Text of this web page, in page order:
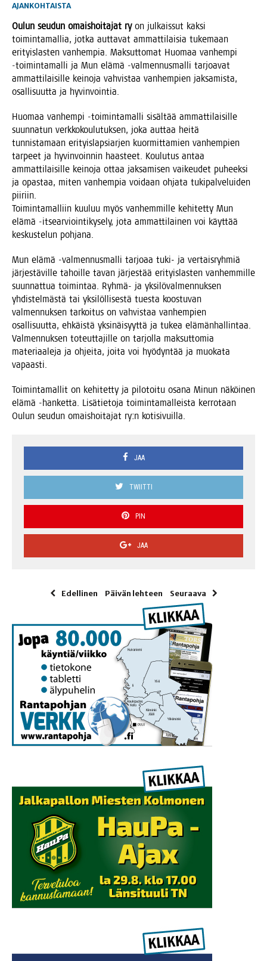
AJANKOHTAISTA
Oulun seu­dun omais­hoi­ta­jat ry on jul­kais­sut kak­si
toi­min­ta­mal­lia, jot­ka aut­ta­vat ammat­ti­lai­sia tuke­maan
eri­tyis­las­ten van­hem­pia. Mak­sut­to­mat Huo­maa van­hem­pi
‑toi­min­ta­mal­li ja Mun elä­mä ‑val­men­nus­mal­li tar­joa­vat
ammat­ti­lai­sil­le kei­no­ja vah­vis­taa van­hem­pien jak­sa­mis­ta,
osal­li­suut­ta ja hyvinvointia.
Huo­maa van­hem­pi ‑toi­min­ta­mal­li sisäl­tää ammat­ti­lai­sil­le
suun­na­tun verk­ko­kou­lu­tuk­sen, joka aut­taa hei­tä
tun­nis­ta­maan eri­tyis­lap­siar­jen kuor­mit­ta­mien van­hem­pien
tar­peet ja hyvin­voin­nin haas­teet. Kou­lu­tus antaa
ammat­ti­lai­sil­le kei­no­ja ottaa jak­sa­mi­sen vai­keu­det puheek­si
ja opas­taa, miten van­hem­pia voi­daan ohja­ta tuki­pal­ve­lui­den
piiriin.
Toi­min­ta­mal­liin kuu­luu myös van­hem­mil­le kehi­tet­ty Mun
elä­mä ‑itsear­vioin­ti­ky­se­ly, jota ammat­ti­lai­nen voi käyt­tää
kes­kus­te­lun pohjana.
Mun elä­mä ‑val­men­nus­mal­li tar­jo­aa tuki- ja ver­tais­ryh­miä
jär­jes­tä­vil­le tahoil­le tavan jär­jes­tää eri­tyis­las­ten van­hem­mil­le
suun­nat­tua toi­min­taa. Ryh­mä- ja yksi­lö­val­men­nuk­sen
yhdis­tel­mäs­tä tai yksi­löl­li­ses­tä tues­ta koos­tu­van
val­men­nuk­sen tar­koi­tus on vah­vis­taa van­hem­pien
osal­li­suut­ta, ehkäis­tä yksi­näi­syyt­tä ja tukea elä­män­hal­lin­taa.
Val­men­nuk­sen toteut­ta­jil­le on tar­jol­la mak­sut­to­mia
mate­ri­aa­le­ja ja ohjei­ta, joi­ta voi hyö­dyn­tää ja muo­ka­ta
vapaasti.
Toi­min­ta­mal­lit on kehi­tet­ty ja pilo­toi­tu osa­na Minun näköi­nen
elä­mä ‑han­ket­ta. Lisä­tie­to­ja toi­min­ta­mal­leis­ta ker­ro­taan
Oulun seu­dun omais­hoi­ta­jat ry:n kotisivuilla.
JAA
TWIITTI
PIN
JAA
Edellinen Päivän lehteen Seuraava